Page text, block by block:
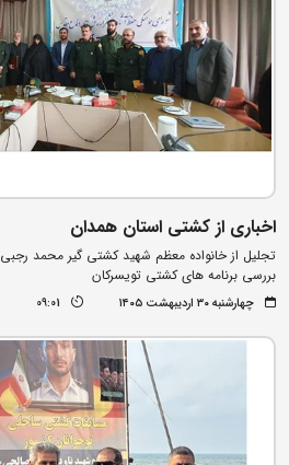
اخباری از کشتی استان همدان
تجلیل از خانواده معظم شهید کشتی گیر محمد رجبی
بررسی برنامه های کشتی تویسرکان
چهارشنبه ۳۰ اردیبهشت ۱۴۰۵ 09:01